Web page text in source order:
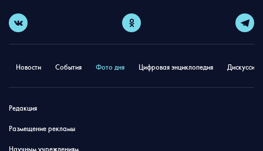
Новости События Фото дня Цифровая энциклопедия
Редакция
Размещение рекламы
Научным учреждениям